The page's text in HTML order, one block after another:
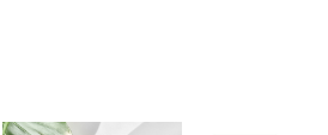
先享後付」後，將跳轉至「AFTEE先享後付」
繳費通知簡訊。
，點擊此簡訊中的連結，可透過四大超商／
進行付款，方視為交易完成。